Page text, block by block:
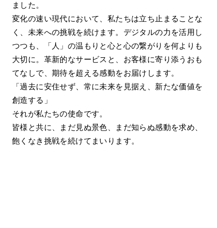
ました。
変化の速い現代において、私たちは立ち止まることな
く、未来への挑戦を続けます。デジタルの力を活用し
つつも、「人」の温もりと心と心の繋がりを何よりも
大切に。革新的なサービスと、お客様に寄り添うおも
てなしで、期待を超える感動をお届けします。
「過去に安住せず、常に未来を見据え、新たな価値を
創造する」
それが私たちの使命です。
皆様と共に、まだ見ぬ景色、まだ知らぬ感動を求め、
飽くなき挑戦を続けてまいります。